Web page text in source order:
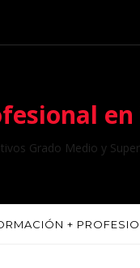
Grado Medio y
+